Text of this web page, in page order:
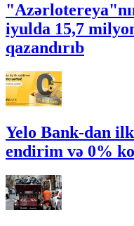
iyulda 15,7
qazandırıb
Yelo Bank-dan
endirim və 0%